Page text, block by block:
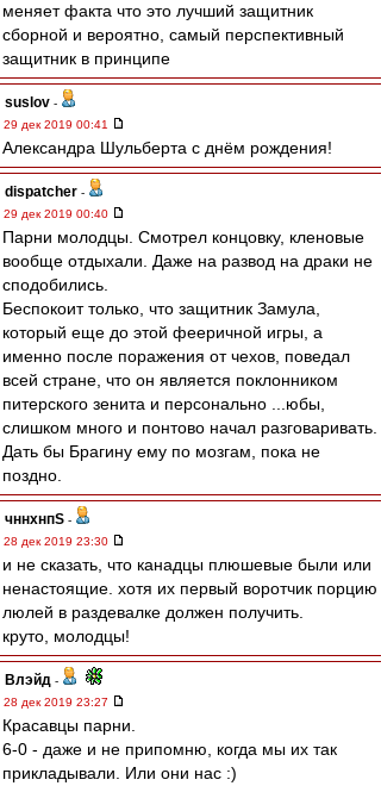
меняет факта что это лучший защитник
сборной и вероятно, самый перспективный
защитник в принципе
suslov -
29 дек 2019 00:41
Александра Шульберта с днём рождения!
dispatcher -
29 дек 2019 00:40
Парни молодцы. Смотрел концовку, кленовые
вообще отдыхали. Даже на развод на драки не
сподобились.
Беспокоит только, что защитник Замула,
который еще до этой фееричной игры, а
именно после поражения от чехов, поведал
всей стране, что он является поклонником
питерского зенита и персонально ...юбы,
слишком много и понтово начал разговаривать.
Дать бы Брагину ему по мозгам, пока не
поздно.
чннхнпS -
28 дек 2019 23:30
и не сказать, что канадцы плюшевые были или
ненастоящие. хотя их первый воротчик порцию
люлей в раздевалке должен получить.
круто, молодцы!
Влэйд -
28 дек 2019 23:27
Красавцы парни.
6-0 - даже и не припомню, когда мы их так
прикладывали. Или они нас :)